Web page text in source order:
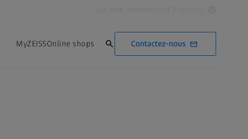
MyZEISSOnline shops Contactez-nous